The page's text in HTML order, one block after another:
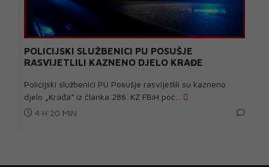
POLICIJSKI SLUŽBENICI PU POSUŠJE
RASVIJETLILI KAZNENO DJELO KRAĐE
Policijski službenici PU Posušje rasvijetlili su kazneno
djelo „Krađa“ iz članka 286. KZ FBiH poč...
4 H 20 MIN